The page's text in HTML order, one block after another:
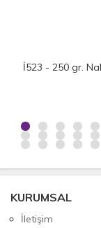
İ523 - 250 gr.
KURUMSAL
İletişim